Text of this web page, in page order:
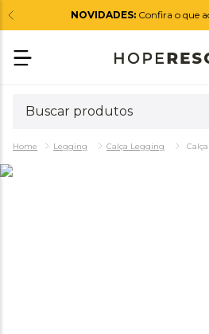
NOVIDADES: Confira o que
Legging Calça Legging